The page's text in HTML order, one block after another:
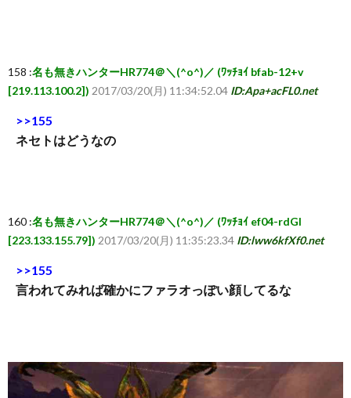
158 :名も無きハンターHR774＠＼(^o^)／ (ﾜｯﾁｮｲ bfab-12+v
[219.113.100.2]) 2017/03/20(月) 11:34:52.04 ID:Apa+acFL0.net
>>155
ネセトはどうなの
160 :名も無きハンターHR774＠＼(^o^)／ (ﾜｯﾁｮｲ ef04-rdGI
[223.133.155.79]) 2017/03/20(月) 11:35:23.34 ID:lww6kfXf0.net
>>155
言われてみれば確かにファラオっぽい顔してるな